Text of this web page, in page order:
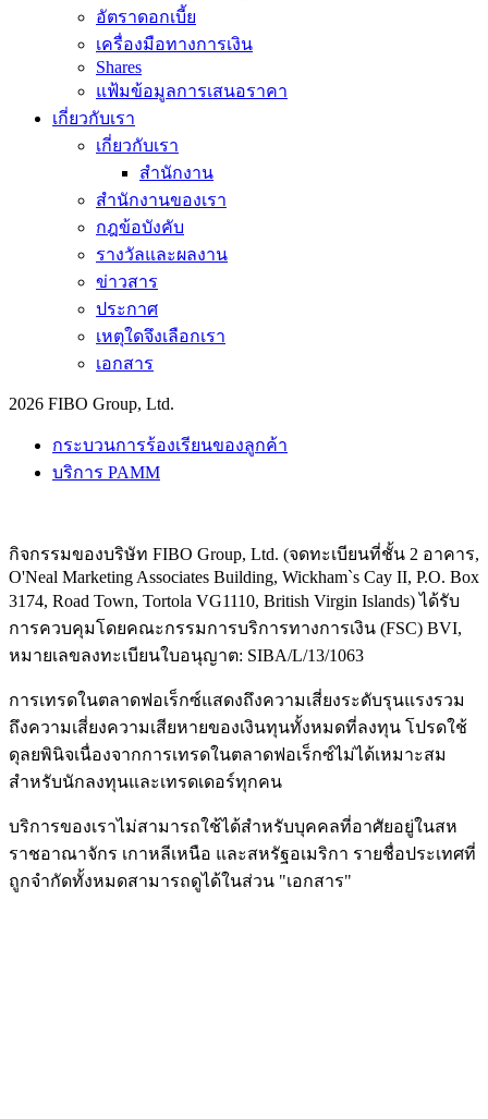
อัตราดอกเบี้ย
เครื่องมือทางการเงิน
Shares
แฟ้มข้อมูลการเสนอราคา
เกี่ยวกับเรา
เกี่ยวกับเรา
สำนักงาน
สำนักงานของเรา
กฎข้อบังคับ
รางวัลและผลงาน
ข่าวสาร
ประกาศ
เหตุใดจึงเลือกเรา
เอกสาร
2026 FIBO Group, Ltd.
กระบวนการร้องเรียนของลูกค้า
บริการ PAMM
กิจกรรมของบริษัท FIBO Group, Ltd. (จดทะเบียนที่ชั้น 2 อาคาร,
O'Neal Marketing Associates Building, Wickham`s Cay II, P.O. Box
3174, Road Town, Tortola VG1110, British Virgin Islands) ได้รับ
การควบคุมโดยคณะกรรมการบริการทางการเงิน (FSC) BVI,
หมายเลขลงทะเบียนใบอนุญาต: SIBA/L/13/1063
การเทรดในตลาดฟอเร็กซ์แสดงถึงความเสี่ยงระดับรุนแรงรวม
ถึงความเสี่ยงความเสียหายของเงินทุนทั้งหมดที่ลงทุน โปรดใช้
ดุลยพินิจเนื่องจากการเทรดในตลาดฟอเร็กซ์ไม่ได้เหมาะสม
สำหรับนักลงทุนและเทรดเดอร์ทุกคน
บริการของเราไม่สามารถใช้ได้สำหรับบุคคลที่อาศัยอยู่ในสห
ราชอาณาจักร เกาหลีเหนือ และสหรัฐอเมริกา รายชื่อประเทศที่
ถูกจำกัดทั้งหมดสามารถดูได้ในส่วน "เอกสาร"